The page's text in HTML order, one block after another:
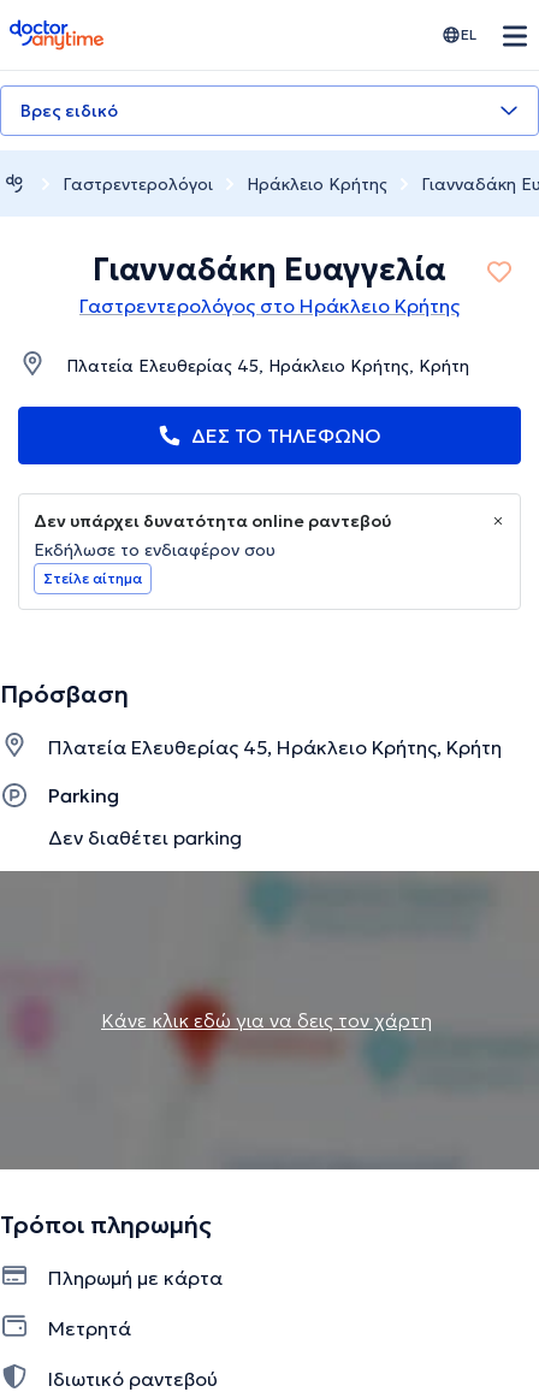
doctoranytime EL
Βρες ειδικό
Γαστρεντερολόγοι Ηράκλειο Κρήτης Γιανναδάκη
Γιανναδάκη Ευαγγελία
Γαστρεντερολόγος στο Ηράκλειο Κρήτης
Πλατεία Ελευθερίας 45, Ηράκλειο Κρήτης, Κρήτη
ΔΕΣ ΤΟ ΤΗΛΕΦΩΝΟ
Δεν υπάρχει δυνατότητα online ραντεβού
Εκδήλωσε το ενδιαφέρον σου
Στείλε αίτημα
Πρόσβαση
Πλατεία Ελευθερίας 45, Ηράκλειο Κρήτης, Κρήτη
Parking
Δεν διαθέτει parking
Κάνε κλικ εδώ για να δεις τον χάρτη
Τρόποι πληρωμής
Πληρωμή με κάρτα
Μετρητά
Ιδιωτικό ραντεβού